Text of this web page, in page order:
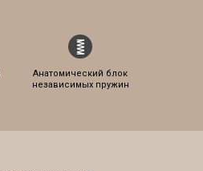
Анатомический блок
независимых пружин